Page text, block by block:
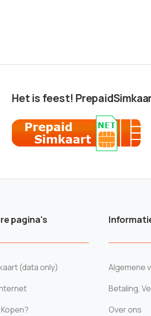
Het is feest!
pagina's
(data only)
Algemene
Betaling,
Over ons